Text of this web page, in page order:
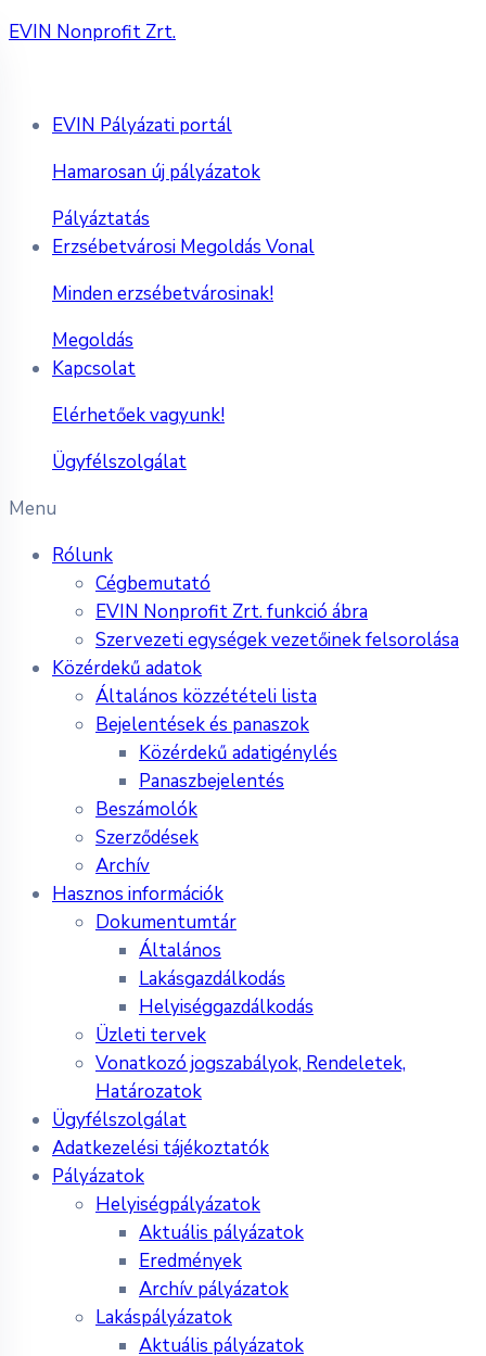
EVIN Nonprofit Zrt.
EVIN Pályázati portál
Hamarosan új pályázatok
Pályáztatás
Erzsébetvárosi Megoldás Vonal
Minden erzsébetvárosinak!
Megoldás
Kapcsolat
Elérhetőek vagyunk!
Ügyfélszolgálat
Menu
Rólunk
Cégbemutató
EVIN Nonprofit Zrt. funkció ábra
Szervezeti egységek vezetőinek felsorolása
Közérdekű adatok
Általános közzétételi lista
Bejelentések és panaszok
Közérdekű adatigénylés
Panaszbejelentés
Beszámolók
Szerződések
Archív
Hasznos információk
Dokumentumtár
Általános
Lakásgazdálkodás
Helyiséggazdálkodás
Üzleti tervek
Vonatkozó jogszabályok, Rendeletek,
Határozatok
Ügyfélszolgálat
Adatkezelési tájékoztatók
Pályázatok
Helyiségpályázatok
Aktuális pályázatok
Eredmények
Archív pályázatok
Lakáspályázatok
Aktuális pályázatok